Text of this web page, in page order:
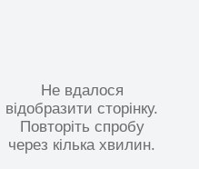
Не вдалося
відобразити сторінку.
Повторіть спробу
через кілька хвилин.